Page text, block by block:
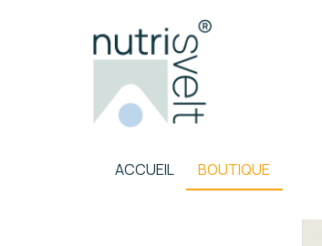
ACCUEIL BOUTIQUE